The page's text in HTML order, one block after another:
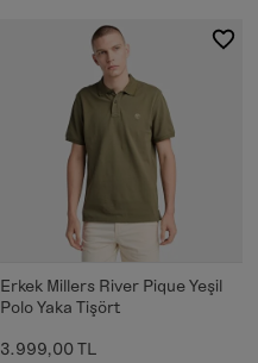
Erkek Millers River Pique Yeşil
Polo Yaka Tişört
3.999,00 TL